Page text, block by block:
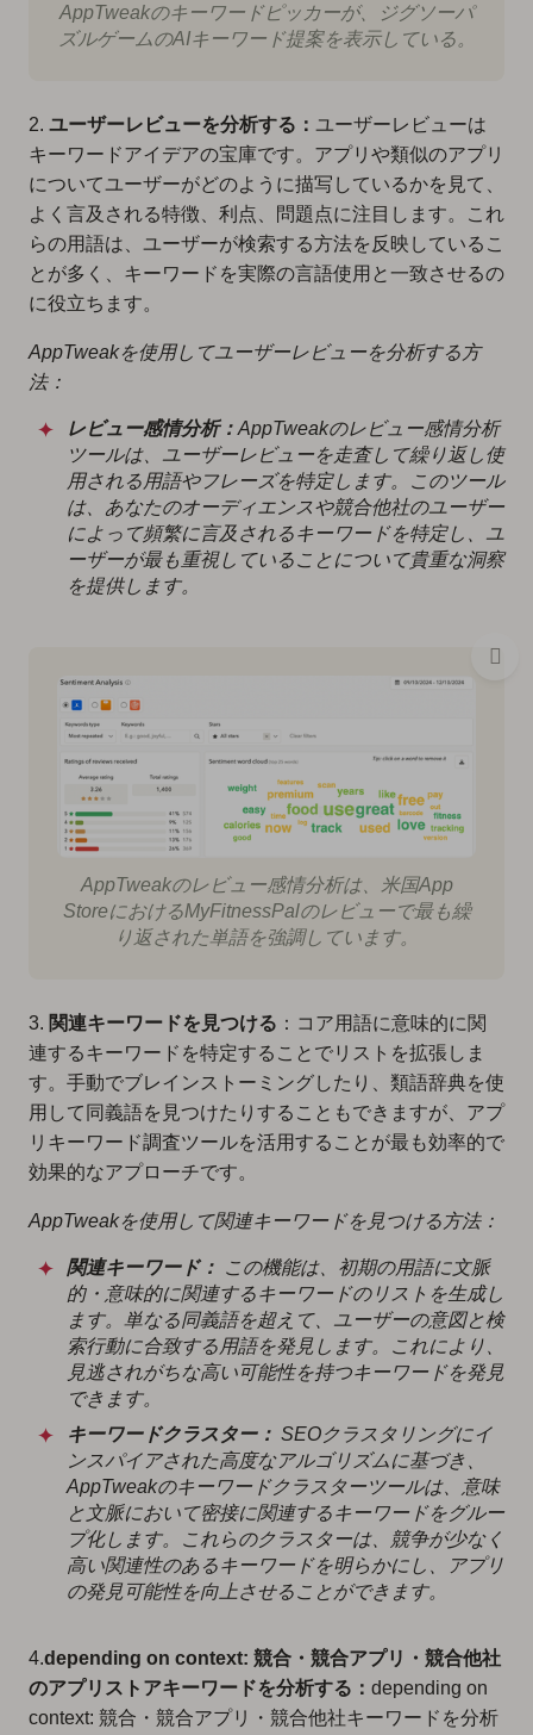
AppTweakのキーワードピッカーが、ジグソーパ
ズルゲームのAIキーワード提案を表示している。
2. ユーザーレビューを分析する： ユーザーレビューは
キーワードアイデアの宝庫です。アプリや類似のアプリ
についてユーザーがどのように描写しているかを見て、
よく言及される特徴、利点、問題点に注目します。これ
らの用語は、ユーザーが検索する方法を反映しているこ
とが多く、キーワードを実際の言語使用と一致させるの
に役立ちます。
AppTweakを使用してユーザーレビューを分析する方
法：
レビュー感情分析： AppTweakのレビュー感情分析
ツールは、ユーザーレビューを走査して繰り返し使
用される用語やフレーズを特定します。このツール
は、あなたのオーディエンスや競合他社のユーザー
によって頻繁に言及されるキーワードを特定し、ユ
ーザーが最も重視していることについて貴重な洞察
を提供します。
AppTweakのレビュー感情分析は、米国App
StoreにおけるMyFitnessPalのレビューで最も繰
り返された単語を強調しています。
3. 関連キーワードを見つける ：コア用語に意味的に関
連するキーワードを特定することでリストを拡張しま
す。手動でブレインストーミングしたり、類語辞典を使
用して同義語を見つけたりすることもできますが、アプ
リキーワード調査ツールを活用することが最も効率的で
効果的なアプローチです。
AppTweakを使用して関連キーワードを見つける方法：
関連キーワード： この機能は、初期の用語に文脈
的・意味的に関連するキーワードのリストを生成し
ます。単なる同義語を超えて、ユーザーの意図と検
索行動に合致する用語を発見します。これにより、
見逃されがちな高い可能性を持つキーワードを発見
できます。
キーワードクラスター： SEOクラスタリングにイ
ンスパイアされた高度なアルゴリズムに基づき、
AppTweakのキーワードクラスターツールは、意味
と文脈において密接に関連するキーワードをグルー
プ化します。これらのクラスターは、競争が少なく
高い関連性のあるキーワードを明らかにし、アプリ
の発見可能性を向上させることができます。
4.depending on context: 競合・競合アプリ・競合他社
のアプリストアキーワードを分析する： depending on
context: 競合・競合アプリ・競合他社キーワードを分析